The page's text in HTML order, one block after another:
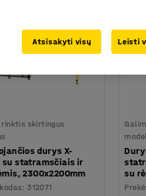
rinktis skirtingus
durys X-
su statramsčiais ir
2300x2200mm
:312071
su
Atsisakyti visų Leisti